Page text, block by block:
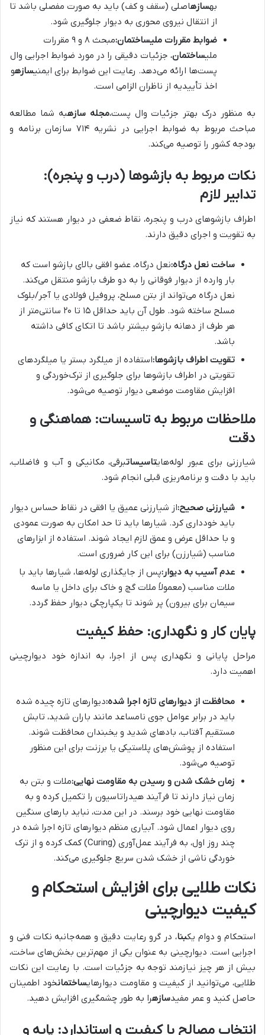
بهسازهاصلی (سقف و کف) باید به صورت مفصلی باشد تا
از انتقال نیروی محوری به دیوار جلوگیری شود.
ضوابط مقررات ملیساختمان:
مبحث ۸ و ۹ مقررات
ملیساختمان، جزئیات دقیقی را در مورد ضوابط اجرایی وال
پست‌ها ارائه می‌دهد. رعایت این ضوابط برای ایمنیسازهو
اخذ تأییدیه از ناظران الزامی است.
به منظور درک بهتر جزئیات وال پست،مجله سازهبه شما مطالعه
مباحث مربوط به ضوابط اجرایی در نشریه ۷۱۴ سازمان برنامه و
بودجه کشور را توصیه می‌کند.
نکات مربوط به بازشوها (درب و پنجره):
تدابیر لازم
اطراف بازشوهای درب و پنجره، نقاط ضعفی در دیوار هستند که نیاز
به تقویت و اجرای دقیق دارند.
ساخت نعل درگاه:نعل درگاه، عضو افقی بالای بازشو است که
بار وارده از دیوار فوقانی را به دو طرف بازشو منتقل می‌کند.
نعل درگاه می‌تواند از بتن مسلح، پروفیل فولادی یا آجر/بلوک
مسلح ساخته شود. طول آن باید حداقل ۱۵ تا ۲۰ سانتی‌متر از
هر طرف از دهانه بازشو بیشتر باشد تا اتکای کافی داشته
باشد.
تقویت اطراف بازشوها:استفاده از میلگرد بستر یا میلگردهای
تقویتی در اطراف بازشوها برای جلوگیری از ترک‌خوردگی و
افزایش مقاومت موضعی دیوار توصیه می‌شود.
ملاحظات مربوط به تاسیسات: هماهنگی و
دقت
شیارزنی برای عبور لوله‌هایتاسیساتبرقی، مکانیکی و آب و فاضلاب،
باید با دقت و برنامه‌ریزی قبلی انجام شود.
شیارزنی صحیح:از شیارزنی عمیق یا افقی در نقاط حساس دیوار
باید خودداری کرد. شیارها باید تا حد امکان به صورت عمودی
و با حداقل عرض و عمق لازم ایجاد شوند. استفاده از ابزارهای
مناسب (شیارزن) برای این کار ضروری است.
عدم آسیب به دیوار:پس از جایگذاری لوله‌ها، شیارها باید با
ملات مناسب (معمولاً ملات گچ و خاک برای داخل یا ماسه
سیمان برای بیرون) پر شوند تا یکپارچگی دیوار حفظ گردد.
پایان کار و نگهداری: حفظ کیفیت
مراحل پایانی و نگهداری پس از اجرا، به اندازه خود دیوارچینی
اهمیت دارد.
محافظت از دیوارهای تازه اجرا شده:دیوارهای تازه چیده شده
باید در برابر عوامل جوی نامساعد مانند باران شدید، تابش
مستقیم آفتاب، بادهای شدید و یخبندان محافظت شوند.
استفاده از پوشش‌های پلاستیکی یا برزنت برای این منظور
توصیه می‌شود.
زمان خشک شدن و رسیدن به مقاومت نهایی:ملات و بتن به
زمان نیاز دارند تا فرآیند هیدراتاسیون را تکمیل کرده و به
مقاومت نهایی خود برسند. در این مدت، نباید بارهای سنگین
روی دیوار اعمال شود. آبیاری منظم دیوارهای تازه اجرا شده در
چند روز اول، به فرآیند عمل‌آوری (Curing) کمک کرده و از ترک
خوردگی ناشی از خشک شدن سریع جلوگیری می‌کند.
نکات طلایی برای افزایش استحکام و
کیفیت دیوارچینی
استحکام و دوام یکبنا، در گرو رعایت دقیق و همه‌جانبه نکات فنی و
اجرایی است. دیوارچینی به عنوان یکی از مهم‌ترین بخش‌های ساخت،
بیش از هر چیز نیازمند توجه به جزئیات است. با رعایت این نکات
طلایی، می‌توانید از کیفیت و مقاومت دیوارهایساختمانخود اطمینان
حاصل کنید و عمر مفیدسازهرا به طور چشمگیری افزایش دهید.
انتخاب مصالح با کیفیت و استاندارد: پایه و